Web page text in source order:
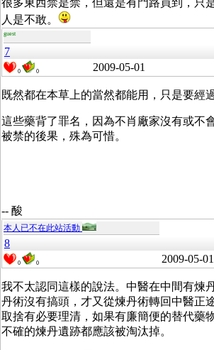
很多東西禁是禁，但還是有門路買到，只
人是不敢。
guest
7
0 0 2009-05-01
既然都在本草上的當然都能用，只是要經
這些藥背了罪名，因為不肖廠家沒有或不
被禁的後果，殊為可惜。
-- 酸
本人已不在此站活動
8
0 0 2009-05-01
我不太認同這樣的說法。中醫在中間有煉
丹術沒有搞頭，才又從煉丹術轉回中醫正
取捨有必要理清，如果有廉簡便的替代藥
不確的煉丹遺跡都應該被淘汰掉。